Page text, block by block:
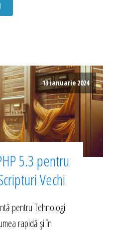
13 ianuarie 2024
5.3 pentru
Vechi
pentru Tehnologii
rapidă și în